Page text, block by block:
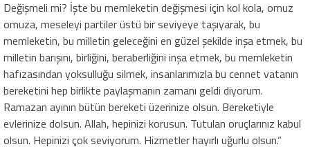
Değişmeli mi? İşte bu memleketin değişmesi için kol kola, omuz
omuza, meseleyi partiler üstü bir seviyeye taşıyarak, bu
memleketin, bu milletin geleceğini en güzel şekilde inşa etmek, bu
milletin barışını, birliğini, beraberliğini inşa etmek, bu memleketin
hafızasından yoksulluğu silmek, insanlarımızla bu cennet vatanın
bereketini hep birlikte paylaşmanın zamanı geldi diyorum.
Ramazan ayının bütün bereketi üzerinize olsun. Bereketiyle
evlerinize dolsun. Allah, hepinizi korusun. Tutulan oruçlarınız kabul
olsun. Hepinizi çok seviyorum. Hizmetler hayırlı uğurlu olsun.”